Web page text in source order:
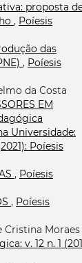
proposta
, Poíesis
das
, Poíesis
da Costa
EM
Universidade:
Poíesis
, Poíesis
, Poíesis
Cristina Moraes
v. 12 n. 1